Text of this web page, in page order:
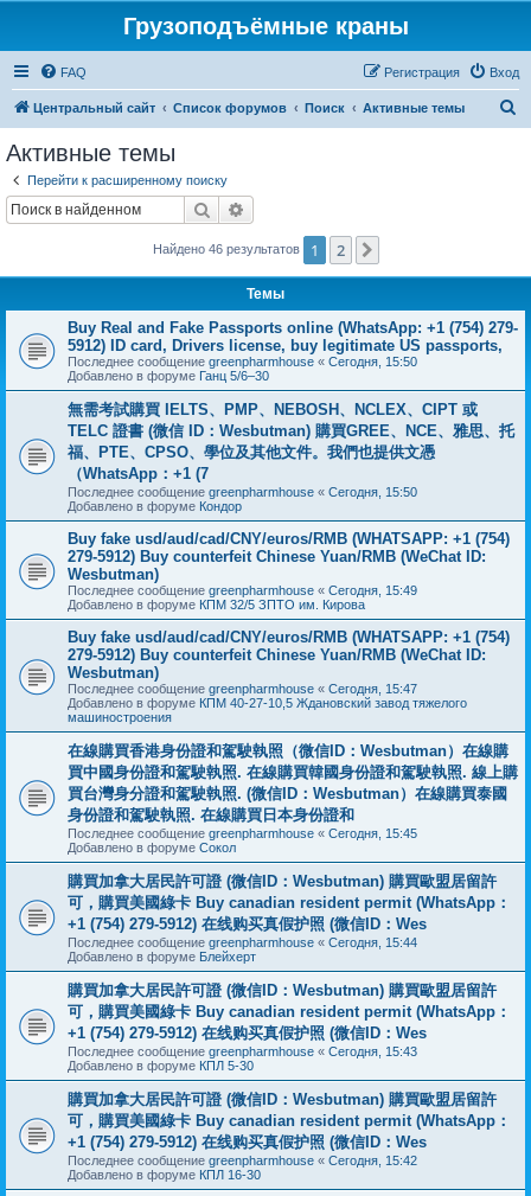
Грузоподъёмные краны
FAQ Вход
Регистрация
Центральный сайт Список форумов Поиск Активные темы
Активные темы
Перейти к расширенному поиску
Поиск
Найдено 46 результатов 1 2
Темы
Buy Real and Fake Passports online (WhatsApp: +1 (754) 279-
5912) ID card, Drivers license, buy legitimate US passports,
Последнее сообщение greenpharmhouse « Сегодня, 15:50
Добавлено в форуме Ганц 5/6–30
無需考試購買 IELTS、PMP、NEBOSH、NCLEX、CIPT 或
TELC 證書 (微信 ID：Wesbutman) 購買GREE、NCE、雅思、托
福、PTE、CPSO、學位及其他文件。我們也提供文憑
（WhatsApp：+1 (7
Последнее сообщение greenpharmhouse « Сегодня, 15:50
Добавлено в форуме Кондор
Buy fake usd/aud/cad/CNY/euros/RMB (WHATSAPP: +1 (754)
279-5912) Buy counterfeit Chinese Yuan/RMB (WeChat ID:
Wesbutman)
Последнее сообщение greenpharmhouse « Сегодня, 15:49
Добавлено в форуме КПМ 32/5 ЗПТО им. Кирова
Buy fake usd/aud/cad/CNY/euros/RMB (WHATSAPP: +1 (754)
279-5912) Buy counterfeit Chinese Yuan/RMB (WeChat ID:
Wesbutman)
Последнее сообщение greenpharmhouse « Сегодня, 15:47
Добавлено в форуме КПМ 40-27-10,5 Ждановский завод тяжелого
машиностроения
在線購買香港身份證和駕駛執照（微信ID：Wesbutman）在線購
買中國身份證和駕駛執照. 在線購買韓國身份證和駕駛執照. 線上購
買台灣身分證和駕駛執照. (微信ID：Wesbutman）在線購買泰國
身份證和駕駛執照. 在線購買日本身份證和
Последнее сообщение greenpharmhouse « Сегодня, 15:45
Добавлено в форуме Сокол
購買加拿大居民許可證 (微信ID：Wesbutman) 購買歐盟居留許
可，購買美國綠卡 Buy canadian resident permit (WhatsApp：
+1 (754) 279-5912) 在线购买真假护照 (微信ID：Wes
Последнее сообщение greenpharmhouse « Сегодня, 15:44
Добавлено в форуме Блейхерт
購買加拿大居民許可證 (微信ID：Wesbutman) 購買歐盟居留許
可，購買美國綠卡 Buy canadian resident permit (WhatsApp：
+1 (754) 279-5912) 在线购买真假护照 (微信ID：Wes
Последнее сообщение greenpharmhouse « Сегодня, 15:43
Добавлено в форуме КПЛ 5-30
購買加拿大居民許可證 (微信ID：Wesbutman) 購買歐盟居留許
可，購買美國綠卡 Buy canadian resident permit (WhatsApp：
+1 (754) 279-5912) 在线购买真假护照 (微信ID：Wes
Последнее сообщение greenpharmhouse « Сегодня, 15:42
Добавлено в форуме КПЛ 16-30